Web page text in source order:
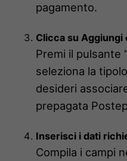
pagamento.
Clicca su Aggiungi
Premi il pulsante
seleziona la
desideri
prepagata
Inserisci i dati
Compila i campi